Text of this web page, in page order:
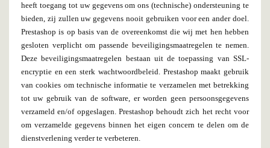
heeft toegang tot uw gegevens om ons (technische) ondersteuning te
bieden, zij zullen uw gegevens nooit gebruiken voor een ander doel.
Prestashop is op basis van de overeenkomst die wij met hen hebben
gesloten verplicht om passende beveiligingsmaatregelen te nemen.
Deze beveiligingsmaatregelen bestaan uit de toepassing van SSL-
encryptie en een sterk wachtwoordbeleid. Prestashop maakt gebruik
van cookies om technische informatie te verzamelen met betrekking
tot uw gebruik van de software, er worden geen persoonsgegevens
verzameld en/of opgeslagen. Prestashop behoudt zich het recht voor
om verzamelde gegevens binnen het eigen concern te delen om de
dienstverlening verder te verbeteren.